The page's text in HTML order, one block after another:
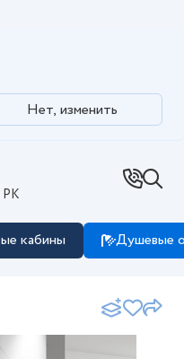
Нет, изменить
РК
кабины Душевые